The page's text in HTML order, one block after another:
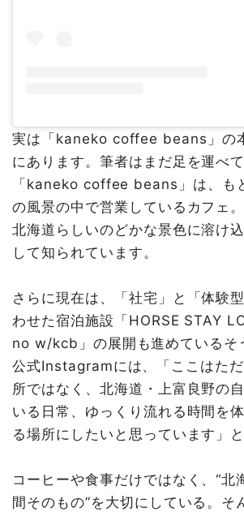
実は「kaneko coffee beans」の
にあります。筆者はまだ足を運べて
「kaneko coffee beans」は、も
の風景の中で営業しているカフェ
北海道らしいのどかな景色に溶け
して知られています。
さらに現在は、「社宅」と「体験
わせた宿泊施設「HORSE STAY
no w/kcb」の展開も進めているそ
公式Instagramには、「ここはた
所ではなく、北海道・上富良野の
いる日常、ゆっくり流れる時間を
る場所にしたいと思っています」
コーヒーや食事だけではなく、“北
間そのもの”を大切にしている。そ